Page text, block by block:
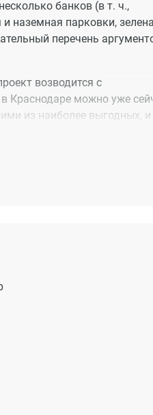
банков (в т. ч.,
наземная парковки,
перечень
возводится с
Краснодаре можно уже
из наиболее выгодных, и